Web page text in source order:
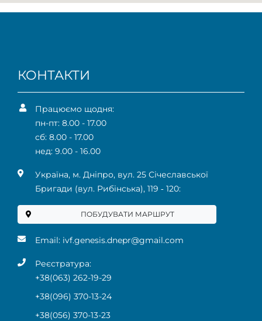
КОНТАКТИ
Працюємо щодня:
пн-пт: 8.00 - 17.00
сб: 8.00 - 17.00
нед: 9.00 - 16.00
Українa, м. Дніпро, вул. 25 Січеславської
Бригади (вул. Рибінська), 119 ‑ 120:
ПОБУДУВАТИ МАРШРУТ
Email: ivf.genesis.dnepr@gmail.com
Реєстратура:
+38(063) 262-19-29
+38(096) 370-13-24
+38(056) 370-13-23